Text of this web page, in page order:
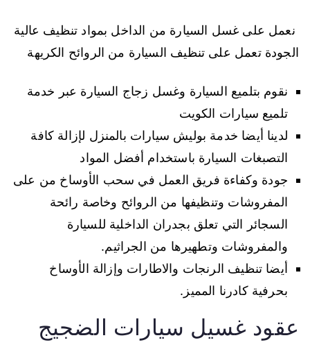
نعمل على غسل السيارة من الداخل بمواد تنظيف عالية
الجودة تعمل على تنظيف السيارة من الروائح الكريهة
نقوم بتلميع السيارة وغسل زجاج السيارة عبر خدمة
تلميع سيارات الكويت
لدينا أيضا خدمة بوليش سيارات بالمنزل لإزالة كافة
التصبغات السيارة باستخدام أفضل المواد
جودة وكفاءة فريق العمل في سحب الأوساخ من على
المفروشات وتنظيفها من الروائح وخاصة رائحة
السجائر التي تعلق بجدران الداخلية للسيارة
والمفروشات وتطهيرها من الجراثيم.
أيضا تنظيف الرنجات والاطارات وإزالة الأوساخ
بحرفية كادرنا المميز.
عقود غسيل سيارات الضجيج